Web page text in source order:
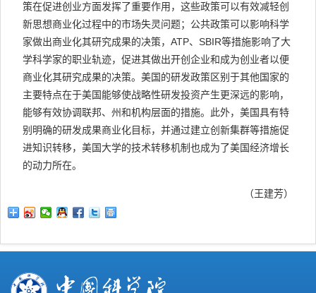
策在促进创业方面发挥了重要作用，这些政策可以有效减轻创
新思想商业化过程中的市场失灵问题；公共政策可以影响科学
家做出商业化其研究成果的决策，ATP、SBIR等措施影响了大
学科学家的职业轨迹，促进其做出开创企业和成为创业者以便
商业化其研究成果的决策。美国的研发政策区别于其他国家的
主要特点在于美国能够使战略性研发投资产生更深远的影响，
能够有效协调联邦、州和机构层面的措施。此外，美国具有特
别明确的研发成果商业化目标，并通过建立创新集群等措施促
进知识转移，美国大学的技术转移机制也成为了美国经济增长
的动力所在。
（王建芳）